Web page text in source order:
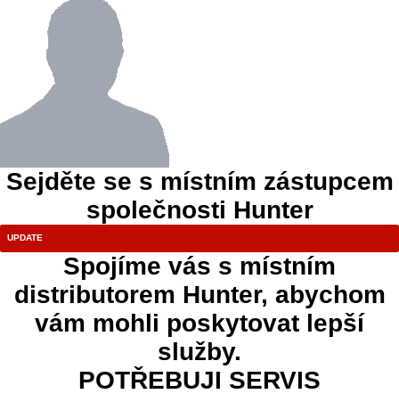
Sejděte se s místním zástupcem
společnosti Hunter
Spojíme vás s místním
distributorem Hunter, abychom
vám mohli poskytovat lepší
služby.
POTŘEBUJI SERVIS